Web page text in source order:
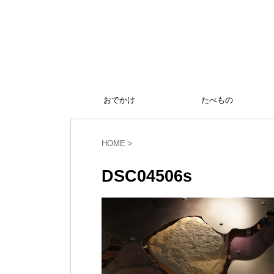
おでかけ たべもの
HOME >
DSC04506s